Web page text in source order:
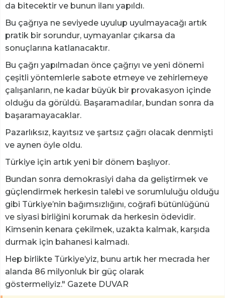
da bitecektir ve bunun ilanı yapıldı.
Bu çağrıya ne seviyede uyulup uyulmayacağı artık
pratik bir sorundur, uymayanlar çıkarsa da
sonuçlarına katlanacaktır.
Bu çağrı yapılmadan önce çağrıyı ve yeni dönemi
çeşitli yöntemlerle sabote etmeye ve zehirlemeye
çalışanların, ne kadar büyük bir provakasyon içinde
olduğu da görüldü. Başaramadılar, bundan sonra da
başaramayacaklar.
Pazarlıksız, kayıtsız ve şartsız çağrı olacak denmişti
ve aynen öyle oldu.
Türkiye için artık yeni bir dönem başlıyor.
Bundan sonra demokrasiyi daha da geliştirmek ve
güçlendirmek herkesin talebi ve sorumluluğu olduğu
gibi Türkiye’nin bağımsızlığını, coğrafi bütünlüğünü
ve siyasi birliğini korumak da herkesin ödevidir.
Kimsenin kenara çekilmek, uzakta kalmak, karşıda
durmak için bahanesi kalmadı.
Hep birlikte Türkiye’yiz, bunu artık her mecrada her
alanda 86 milyonluk bir güç olarak
göstermeliyiz." Gazete DUVAR